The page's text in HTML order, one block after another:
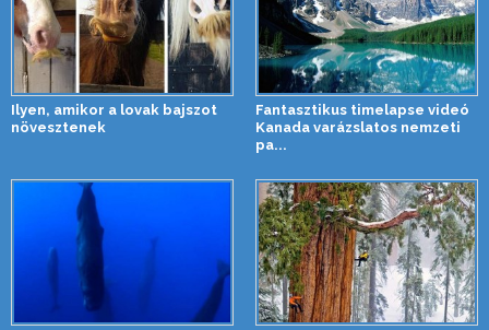
Ilyen, amikor a lovak bajszot
növesztenek
Fantasztikus timelapse videó
Kanada varázslatos nemzeti
pa...